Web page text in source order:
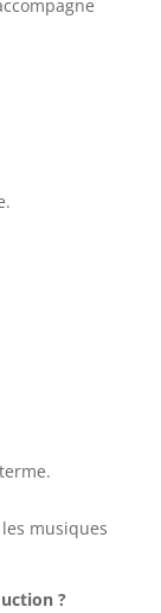
musiques
?